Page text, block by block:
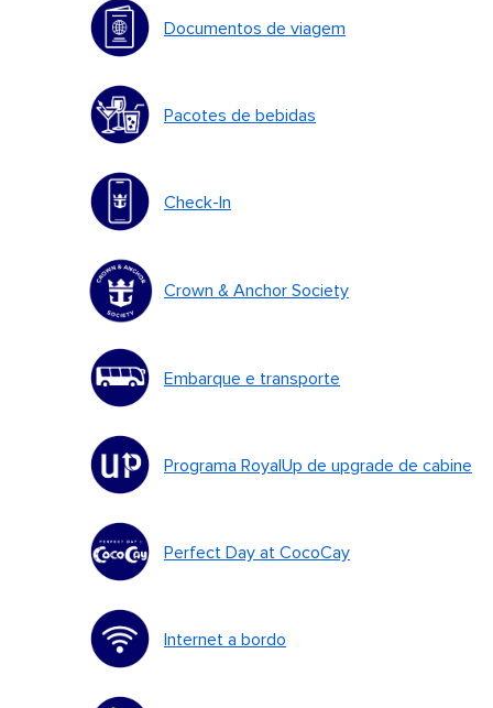
Documentos de viagem
Pacotes de bebidas
Check-In
Crown & Anchor Society
Embarque e transporte
Programa RoyalUp de upgrade de cabine
Perfect Day at CocoCay
Internet a bordo